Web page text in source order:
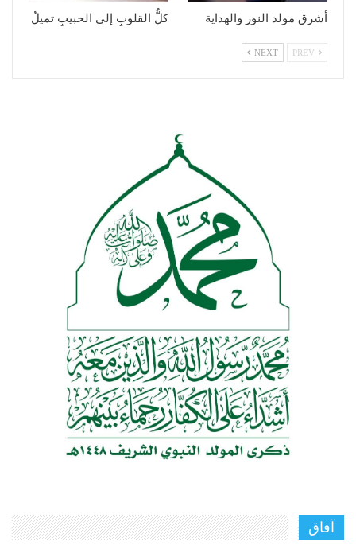
أشرق مولد النور والهداية كلُّ القلوبِ إلى الحبيبِ تميلُ
NEXT
آفاق